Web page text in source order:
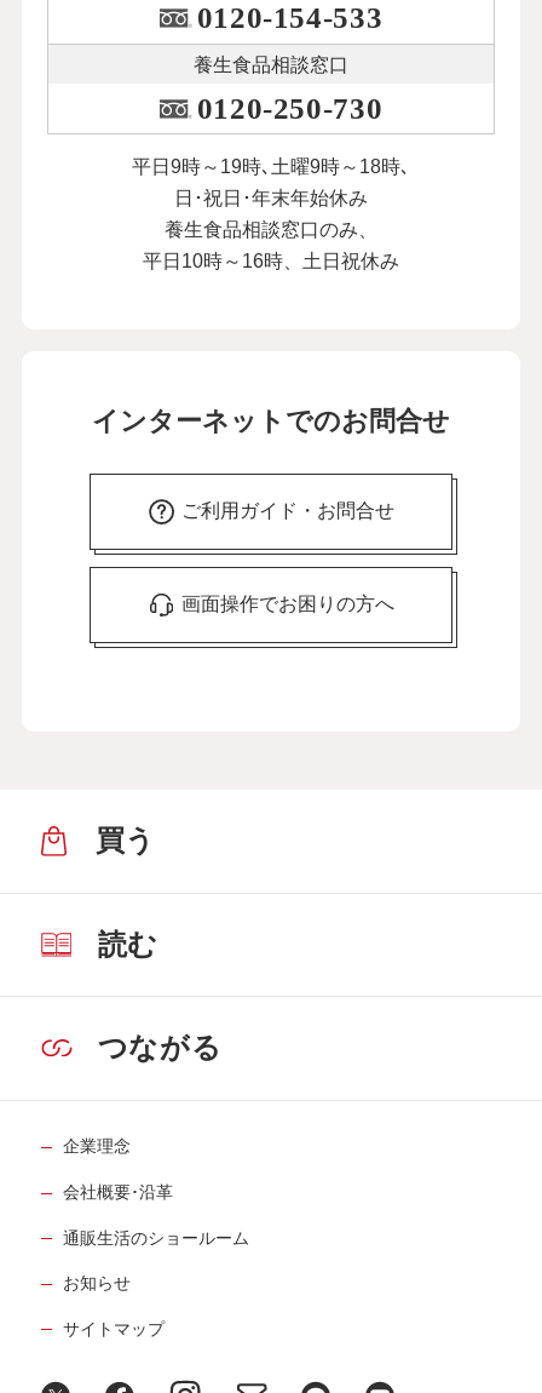
0120-154-533
養生食品相談窓口
0120-250-730
平日9時～19時､土曜9時～18時､
日･祝日･年末年始休み
養生食品相談窓口のみ、
平日10時～16時、土日祝休み
インターネットでのお問合せ
ご利用ガイド・お問合せ
画面操作でお困りの方へ
買う
読む
つながる
企業理念
会社概要･沿革
通販生活のショールーム
お知らせ
サイトマップ